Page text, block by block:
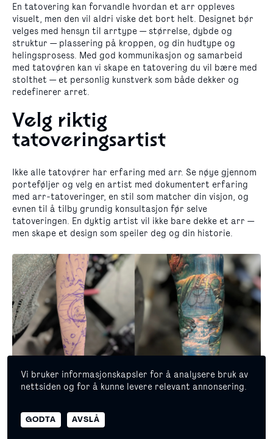
Vi bruker informasjonskapsler for å analysere bruk av
nettsiden og for å kunne levere relevant annonsering.
GODTA AVSLÅ
En tatovering kan forvandle hvordan et arr oppleves
visuelt, men den vil aldri viske det bort helt. Designet bør
velges med hensyn til arrtype — størrelse, dybde og
struktur — plassering på kroppen, og din hudtype og
helingsprosess. Med god kommunikasjon og samarbeid
med tatovøren kan vi skape en tatovering du vil bære med
stolthet — et personlig kunstverk som både dekker og
redefinerer arret.
Velg riktig
tatoveringsartist
Ikke alle tatovører har erfaring med arr. Se nøye gjennom
porteføljer og velg en artist med dokumentert erfaring
med arr-tatoveringer, en stil som matcher din visjon, og
evnen til å tilby grundig konsultasjon før selve
tatoveringen. En dyktig artist vil ikke bare dekke et arr —
men skape et design som speiler deg og din historie.
Er det mer smertefullt å
© 2026 Copyright Masterpiece Oslo
EgenerklæringPersonvern